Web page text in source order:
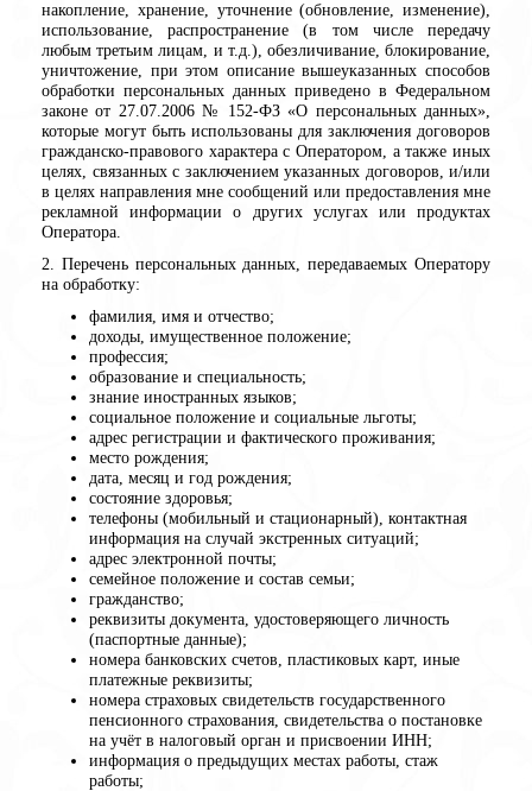
накопление, хранение, уточнение (обновление, изменение),
использование, распространение (в том числе передачу
любым третьим лицам, и т.д.), обезличивание, блокирование,
уничтожение, при этом описание вышеуказанных способов
обработки персональных данных приведено в Федеральном
законе от 27.07.2006 № 152-ФЗ «О персональных данных»,
которые могут быть использованы для заключения договоров
гражданско-правового характера с Оператором, а также иных
целях, связанных с заключением указанных договоров, и/или
в целях направления мне сообщений или предоставления мне
рекламной информации о других услугах или продуктах
Оператора.
2. Перечень персональных данных, передаваемых Оператору
на обработку:
фамилия, имя и отчество;
доходы, имущественное положение;
профессия;
образование и специальность;
знание иностранных языков;
социальное положение и социальные льготы;
адрес регистрации и фактического проживания;
место рождения;
дата, месяц и год рождения;
состояние здоровья;
телефоны (мобильный и стационарный), контактная
информация на случай экстренных ситуаций;
адрес электронной почты;
семейное положение и состав семьи;
гражданство;
реквизиты документа, удостоверяющего личность
(паспортные данные);
номера банковских счетов, пластиковых карт, иные
платежные реквизиты;
номера страховых свидетельств государственного
пенсионного страхования, свидетельства о постановке
на учёт в налоговый орган и присвоении ИНН;
информация о предыдущих местах работы, стаж
работы;